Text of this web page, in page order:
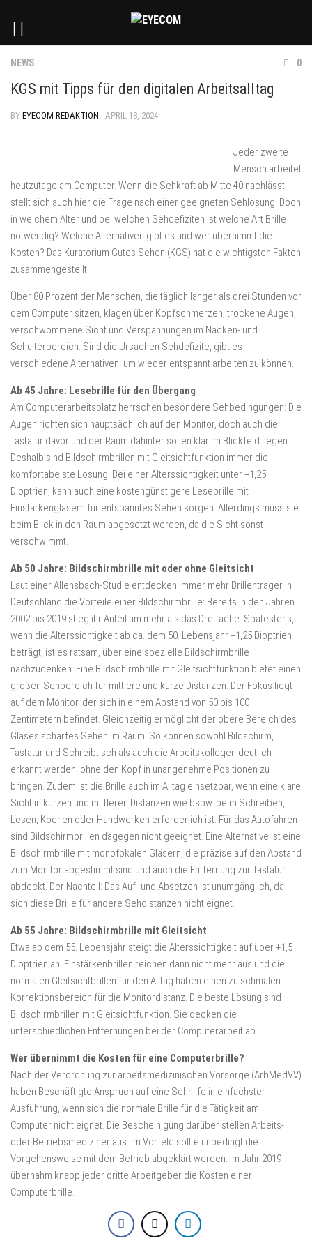
NEWS 0
KGS mit Tipps für den digitalen Arbeitsalltag
BY EYECOM REDAKTION · APRIL 18, 2024
Jeder zweite
Mensch arbeitet
heutzutage am Computer. Wenn die Sehkraft ab Mitte 40 nachlässt,
stellt sich auch hier die Frage nach einer geeigneten Sehlösung. Doch
in welchem Alter und bei welchen Sehdefiziten ist welche Art Brille
notwendig? Welche Alternativen gibt es und wer übernimmt die
Kosten? Das Kuratorium Gutes Sehen (KGS) hat die wichtigsten Fakten
zusammengestellt.
Über 80 Prozent der Menschen, die täglich länger als drei Stunden vor
dem Computer sitzen, klagen über Kopfschmerzen, trockene Augen,
verschwommene Sicht und Verspannungen im Nacken- und
Schulterbereich. Sind die Ursachen Sehdefizite, gibt es
verschiedene Alternativen, um wieder entspannt arbeiten zu können.
Ab 45 Jahre: Lesebrille für den Übergang
Am Computerarbeitsplatz herrschen besondere Sehbedingungen: Die
Augen richten sich hauptsächlich auf den Monitor, doch auch die
Tastatur davor und der Raum dahinter sollen klar im Blickfeld liegen.
Deshalb sind Bildschirmbrillen mit Gleitsichtfunktion immer die
komfortabelste Lösung. Bei einer Alterssichtigkeit unter +1,25
Dioptrien, kann auch eine kostengünstigere Lesebrille mit
Einstärkengläsern für entspanntes Sehen sorgen. Allerdings muss sie
beim Blick in den Raum abgesetzt werden, da die Sicht sonst
verschwimmt.
Ab 50 Jahre: Bildschirmbrille mit oder ohne Gleitsicht
Laut einer Allensbach-Studie entdecken immer mehr Brillenträger in
Deutschland die Vorteile einer Bildschirmbrille: Bereits in den Jahren
2002 bis 2019 stieg ihr Anteil um mehr als das Dreifache. Spätestens,
wenn die Alterssichtigkeit ab ca. dem 50. Lebensjahr +1,25 Dioptrien
beträgt, ist es ratsam, über eine spezielle Bildschirmbrille
nachzudenken. Eine Bildschirmbrille mit Gleitsichtfunktion bietet einen
großen Sehbereich für mittlere und kurze Distanzen. Der Fokus liegt
auf dem Monitor, der sich in einem Abstand von 50 bis 100
Zentimetern befindet. Gleichzeitig ermöglicht der obere Bereich des
Glases scharfes Sehen im Raum. So können sowohl Bildschirm,
Tastatur und Schreibtisch als auch die Arbeitskollegen deutlich
erkannt werden, ohne den Kopf in unangenehme Positionen zu
bringen. Zudem ist die Brille auch im Alltag einsetzbar, wenn eine klare
Sicht in kurzen und mittleren Distanzen wie bspw. beim Schreiben,
Lesen, Kochen oder Handwerken erforderlich ist. Für das Autofahren
sind Bildschirmbrillen dagegen nicht geeignet. Eine Alternative ist eine
Bildschirmbrille mit monofokalen Gläsern, die präzise auf den Abstand
zum Monitor abgestimmt sind und auch die Entfernung zur Tastatur
abdeckt. Der Nachteil: Das Auf- und Absetzen ist unumgänglich, da
sich diese Brille für andere Sehdistanzen nicht eignet.
Ab 55 Jahre: Bildschirmbrille mit Gleitsicht
Etwa ab dem 55. Lebensjahr steigt die Alterssichtigkeit auf über +1,5
Dioptrien an. Einstärkenbrillen reichen dann nicht mehr aus und die
normalen Gleitsichtbrillen für den Alltag haben einen zu schmalen
Korrektionsbereich für die Monitordistanz. Die beste Lösung sind
Bildschirmbrillen mit Gleitsichtfunktion. Sie decken die
unterschiedlichen Entfernungen bei der Computerarbeit ab.
Wer übernimmt die Kosten für eine Computerbrille?
Nach der Verordnung zur arbeitsmedizinischen Vorsorge (ArbMedVV)
haben Beschäftigte Anspruch auf eine Sehhilfe in einfachster
Ausführung, wenn sich die normale Brille für die Tätigkeit am
Computer nicht eignet. Die Bescheinigung darüber stellen Arbeits-
oder Betriebsmediziner aus. Im Vorfeld sollte unbedingt die
Vorgehensweise mit dem Betrieb abgeklärt werden. Im Jahr 2019
übernahm knapp jeder dritte Arbeitgeber die Kosten einer
Computerbrille.